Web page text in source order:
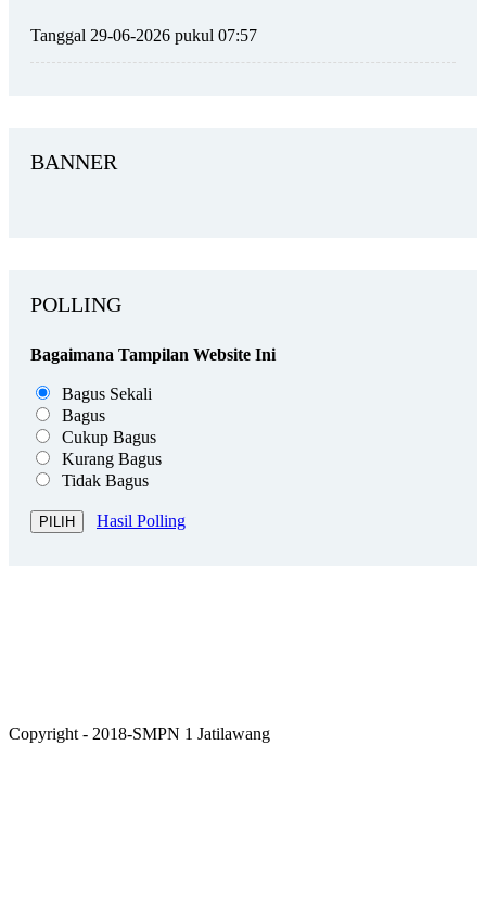
Tanggal 29-06-2026 pukul 07:57
BANNER
POLLING
Bagaimana Tampilan Website Ini
Bagus Sekali
Bagus
Cukup Bagus
Kurang Bagus
Tidak Bagus
Hasil Polling
Copyright - 2018-SMPN 1 Jatilawang